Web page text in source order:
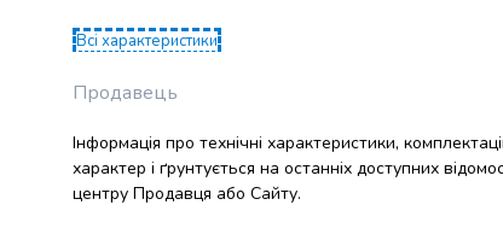
випічки
Приправа
Кухонна
сіль
Оцет
Всі характеристики
Продавець
Інформація про технічні характеристики,
характер і ґрунтується на останніх доступних
центру Продавця або Сайту.